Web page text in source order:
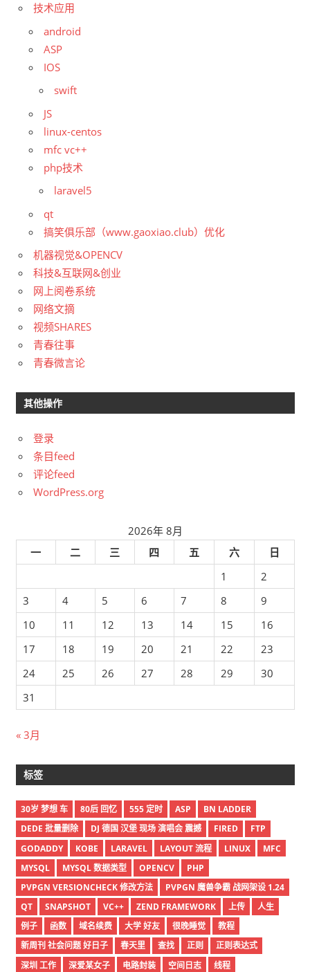
技术应用
android
ASP
IOS
swift
JS
linux-centos
mfc vc++
php技术
laravel5
qt
搞笑俱乐部（www.gaoxiao.club）优化
机器视觉&OPENCV
科技&互联网&创业
网上阅卷系统
网络文摘
视频SHARES
青春往事
青春微言论
其他操作
登录
条目feed
评论feed
WordPress.org
2026年 8月
一
二 三 四 五 六
日
1
2
3
4 5 6 7 8
9
10
11 12 13 14 15
16
17
18 19 20 21 22
23
24
25 26 27 28 29
30
31
« 3月
标签
30岁 梦想 车 80后 回忆 555 定时 ASP
BN LADDER
DEDE 批量删除
DJ 德国 汉堡 现场 演唱会 震撼 FIRED
FTP
GODADDY
KOBE LARAVEL LAYOUT 流程 LINUX
MFC
MYSQL
MYSQL 数据类型 OPENCV
PHP
PVPGN VERSIONCHECK 修改方法
PVPGN 魔兽争霸 战网架设 1.24
QT
SNAPSHOT VC++ ZEND FRAMEWORK 上传
人生
例子
函数 域名续费 大学 好友 很晚睡觉
教程
新周刊 社会问题 好日子
春天里 查找 正则
正则表达式
深圳 工作
深爱某女子 电路封装 空间日志
线程